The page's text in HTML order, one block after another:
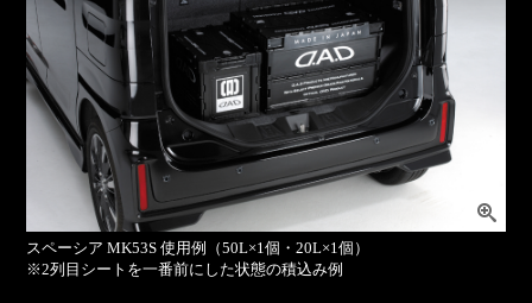
スペーシア MK53S 使用例（50L×1個・20L×1個）
※2列目シートを一番前にした状態の積込み例